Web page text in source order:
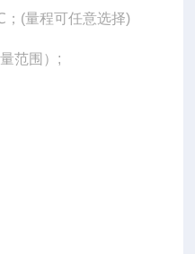
(量程可任意选择)
范围）;